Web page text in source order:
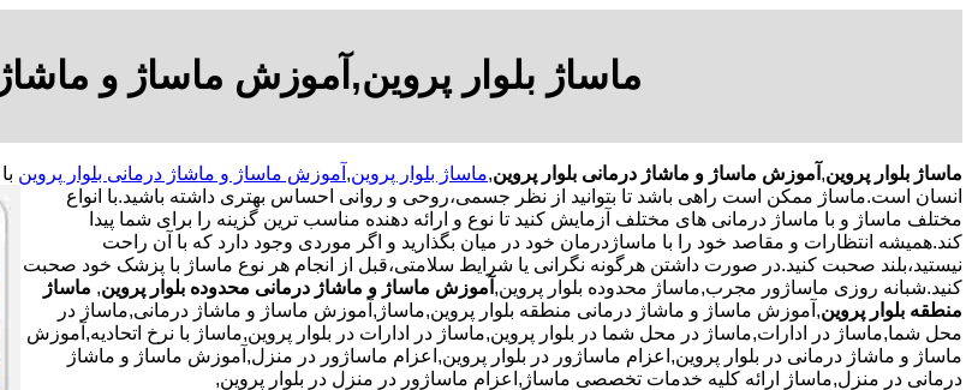
ماساژ بلوار پروین,آموزش ماساژ و
ماساژ بلوار پروین, آموزش ماساژ و ماشاژ درمانی بلوار پروین,ماساژ بلوار پروین, آموزش ماساژ و ماشاژ درمانی بلوار پروین
انسان است.ماساژ ممکن است راهی باشد تا بتوانید از نظر جسمی،روحی و روانی احساس بهتری داشته باشید.با انواع
مختلف ماساژ و با ماساژ درمانی های مختلف آزمایش کنید تا نوع و ارائه دهنده مناسب ترین گزینه را برای شما پیدا
کند.همیشه انتظارات و مقاصد خود را با ماساژدرمان خود در میان بگذارید و اگر موردی وجود دارد که با آن راحت
نیستید،بلند صحبت کنید.در صورت داشتن هرگونه نگرانی یا شرایط سلامتی،قبل از انجام هر نوع ماساژ با پزشک خود صحبت
کنید.شبانه روزی ماساژور مجرب,ماساژ محدوده بلوار پروین, آموزش ماساژ و ماشاژ درمانی محدوده بلوار پروین, ماساژ
منطقه بلوار پروین,آموزش ماساژ و ماشاژ درمانی منطقه بلوار پروین,ماساژ,آموزش ماساژ و ماشاژ درمانی,ماساژ در
محل شما,ماساژ در ادارات,ماساژ در محل شما در بلوار پروین,ماساژ در ادارات در بلوار پروین,ماساژ با نرخ اتحادیه,آموزش
ماساژ و ماشاژ درمانی در بلوار پروین,اعزام ماساژور در بلوار پروین,اعزام ماساژور در منزل,آموزش ماساژ و ماشاژ
درمانی در منزل,ماساژ ارائه کلیه خدمات تخصصی ماساژ,اعزام ماساژور در منزل در بلوار پروین,